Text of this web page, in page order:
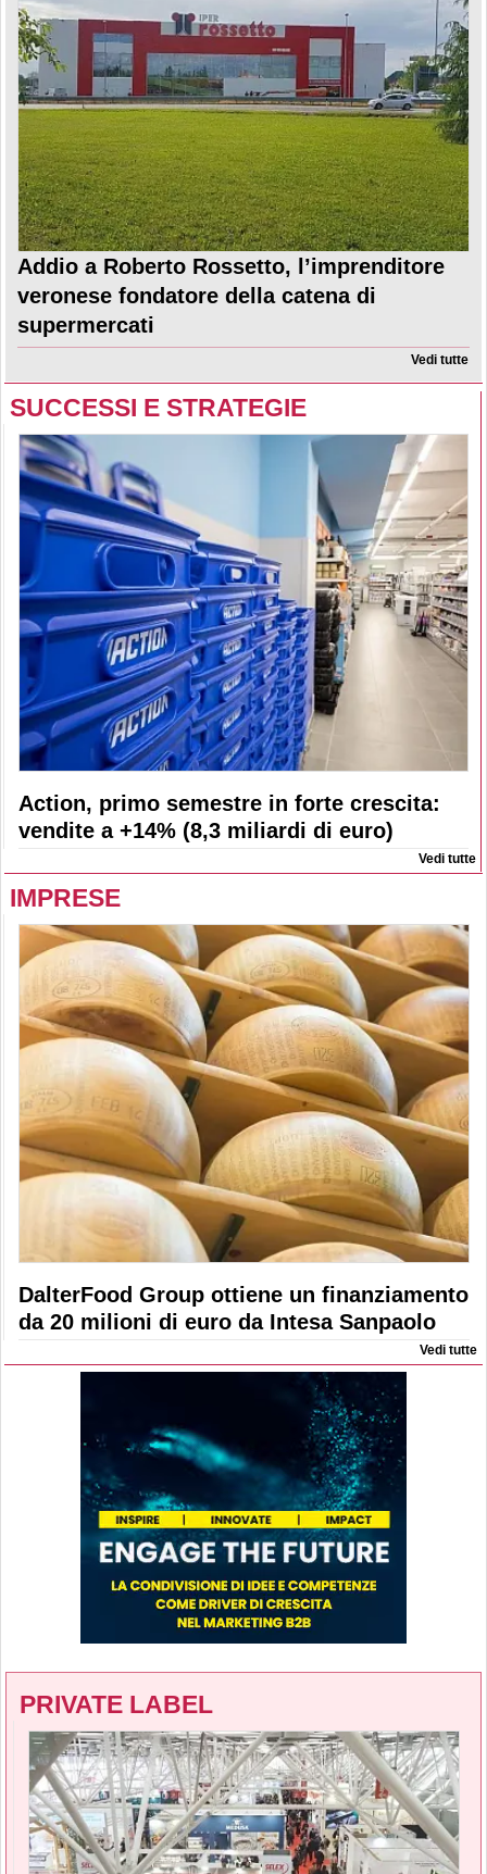
Addio a Roberto Rossetto, l’imprenditore
veronese fondatore della catena di
supermercati
Vedi tutte
SUCCESSI E STRATEGIE
Action, primo semestre in forte crescita:
vendite a +14% (8,3 miliardi di euro)
Vedi tutte
IMPRESE
DalterFood Group ottiene un finanziamento
da 20 milioni di euro da Intesa Sanpaolo
Vedi tutte
PRIVATE LABEL